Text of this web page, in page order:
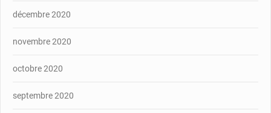
décembre 2020
novembre 2020
octobre 2020
septembre 2020